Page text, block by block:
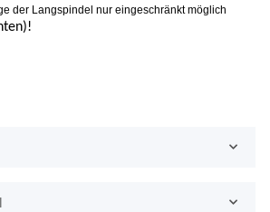
der Langspindel nur eingeschränkt möglich